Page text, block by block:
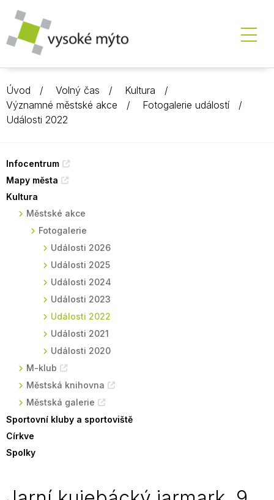
Úvod Volný čas
Kultura
Významné městské akce
Fotogalerie událostí
Události 2022
Infocentrum
Mapy města
Kultura
Městské akce
Fotogalerie
Události 2026
Události 2025
Události 2024
Události 2023
Události 2022
Události 2021
Události 2020
M-klub
Městská knihovna
Městská galerie
Sportovní kluby a sportoviště
Církve
Spolky